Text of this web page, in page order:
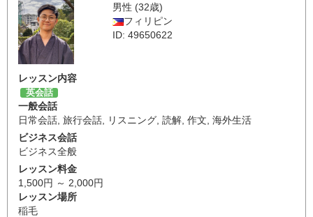
男性 (32歳)
フィリピン
ID: 49650622
レッスン内容
英会話
一般会話
日常会話 旅行会話 リスニング 読解 作文 海外生活
ビジネス会話
ビジネス全般
レッスン料金
1,500円 ～ 2,000円
レッスン場所
稲毛